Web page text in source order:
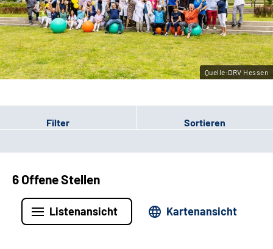
Leichte Sprache
Gebärdensprache
Quelle:DRV Hessen
Filter Sortieren
6 Offene Stellen
Listenansicht Kartenansicht